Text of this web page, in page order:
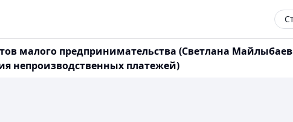
малого предпринимательства (Светлана
непроизводственных платежей)